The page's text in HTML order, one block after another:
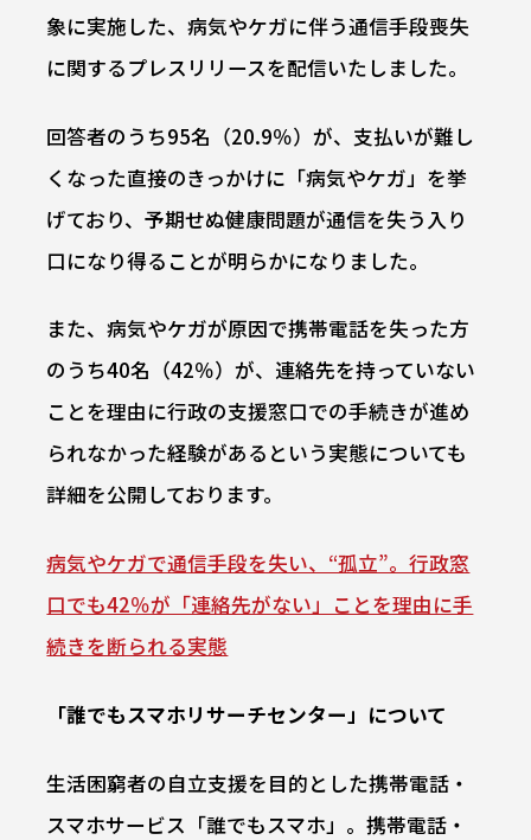
象に実施した、病気やケガに伴う通信手段喪失
に関するプレスリリースを配信いたしました。
回答者のうち95名（20.9％）が、支払いが難し
くなった直接のきっかけに「病気やケガ」を挙
げており、予期せぬ健康問題が通信を失う入り
口になり得ることが明らかになりました。
また、病気やケガが原因で携帯電話を失った方
のうち40名（42％）が、連絡先を持っていない
ことを理由に行政の支援窓口での手続きが進め
られなかった経験があるという実態についても
詳細を公開しております。
病気やケガで通信手段を失い、“孤立”。行政窓
口でも42％が「連絡先がない」ことを理由に手
続きを断られる実態
「誰でもスマホリサーチセンター」について
生活困窮者の自立支援を目的とした携帯電話・
スマホサービス「誰でもスマホ」。携帯電話・